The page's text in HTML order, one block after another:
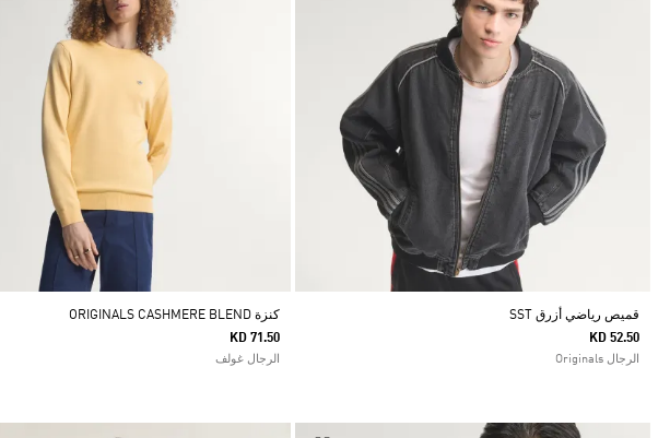
قميص رياضي أزرق SST
KD 52.50
الرجال Originals
كنزة ORIGINALS CASHMERE BLEND
KD 71.50
الرجال غولف